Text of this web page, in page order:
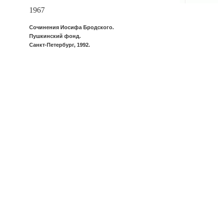
1967
Сочинения Иосифа Бродского.
Пушкинский фонд.
Санкт-Петербург, 1992.